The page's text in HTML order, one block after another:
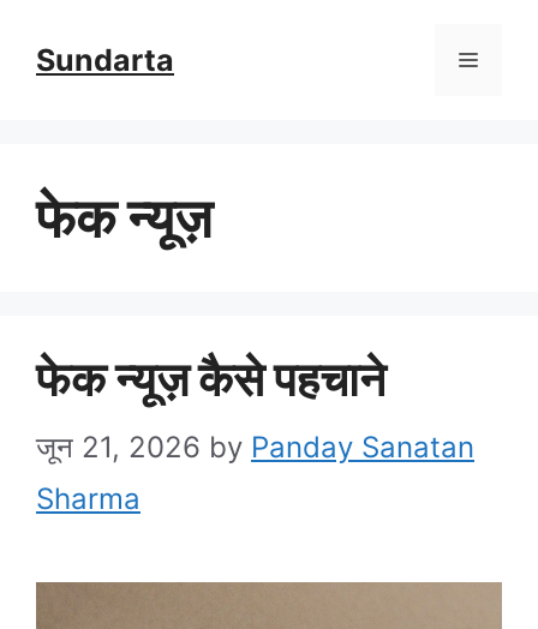
Sundarta Menu
फेक न्यूज़
फेक न्यूज़ कैसे पहचाने
जून 21, 2026 by Panday Sanatan
Sharma